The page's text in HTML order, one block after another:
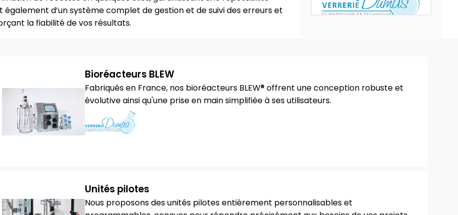
d’un système complet de gestion et de suivi des erreurs et
la fiabilité de vos résultats.
Bioréacteurs BLEW
Fabriqués en France, nos bioréacteurs BLEW® offrent une conception robuste et
évolutive ainsi qu'une prise en main simplifiée à ses utilisateurs.
Unités pilotes
Nous proposons des unités pilotes entièrement personnalisables et